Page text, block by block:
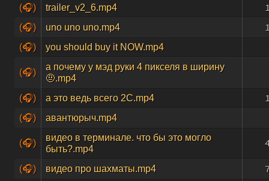
(🎧) trailer_v2_6.mp4
(🎧) uno uno uno.mp4
(🎧) you should buy it NOW.mp4
(🎧)
а почему у мэд руки 4 пикселя в ширину
🤨.mp4
(🎧)
а это ведь всего 2C.mp4
(🎧) авантюрыч.mp4
(🎧)
видео в терминале. что бы это могло
быть?.mp4
(🎧) видео про шахматы.mp4